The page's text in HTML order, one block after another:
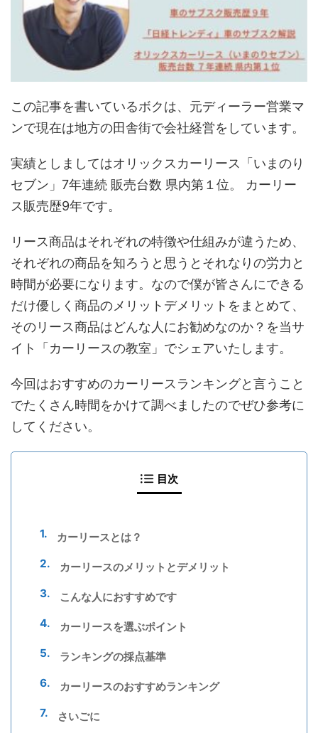
この記事を書いているボクは、元ディーラー営業マ
ンで現在は地方の田舎街で会社経営をしています。
実績としましてはオリックスカーリース「いまのり
セブン」7年連続 販売台数 県内第１位。 カーリー
ス販売歴9年です。
リース商品はそれぞれの特徴や仕組みが違うため、
それぞれの商品を知ろうと思うとそれなりの労力と
時間が必要になります。なので僕が皆さんにできる
だけ優しく商品のメリットデメリットをまとめて、
そのリース商品はどんな人にお勧めなのか？を当サ
イト「カーリースの教室」でシェアいたします。
今回はおすすめのカーリースランキングと言うこと
でたくさん時間をかけて調べましたのでぜひ参考に
してください。
目次
カーリースとは？
カーリースのメリットとデメリット
こんな人におすすめです
カーリースを選ぶポイント
ランキングの採点基準
カーリースのおすすめランキング
さいごに